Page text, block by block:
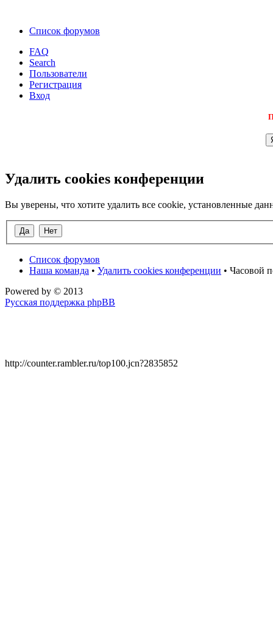
Список форумов
FAQ
Search
Пользователи
Регистрация
Вход
Удалить cookies конференции
Вы уверены, что хотите удалить все cookie, установленные
Список форумов
Наша команда • Удалить cookies конференции • Часовой
Powered by © 2013
Русская поддержка phpBB
http://counter.rambler.ru/top100.jcn?2835852